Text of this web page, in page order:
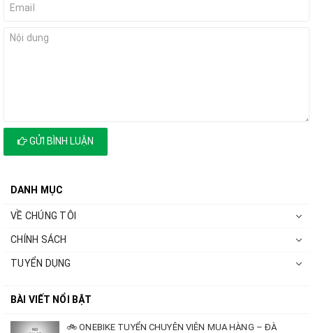
GỬI BÌNH LUẬN
DANH MỤC
VỀ CHÚNG TÔI
CHÍNH SÁCH
TUYỂN DỤNG
BÀI VIẾT NỔI BẬT
🚲 ONEBIKE TUYỂN CHUYÊN VIÊN MUA HÀNG – ĐÀ